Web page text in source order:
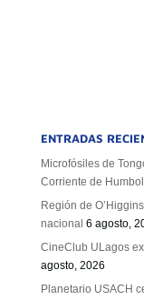
ENTRADAS
Microfósiles de
Corriente de
Región de
nacional 6 agosto,
CineClub ULagos
agosto, 2026
Planetario USACH